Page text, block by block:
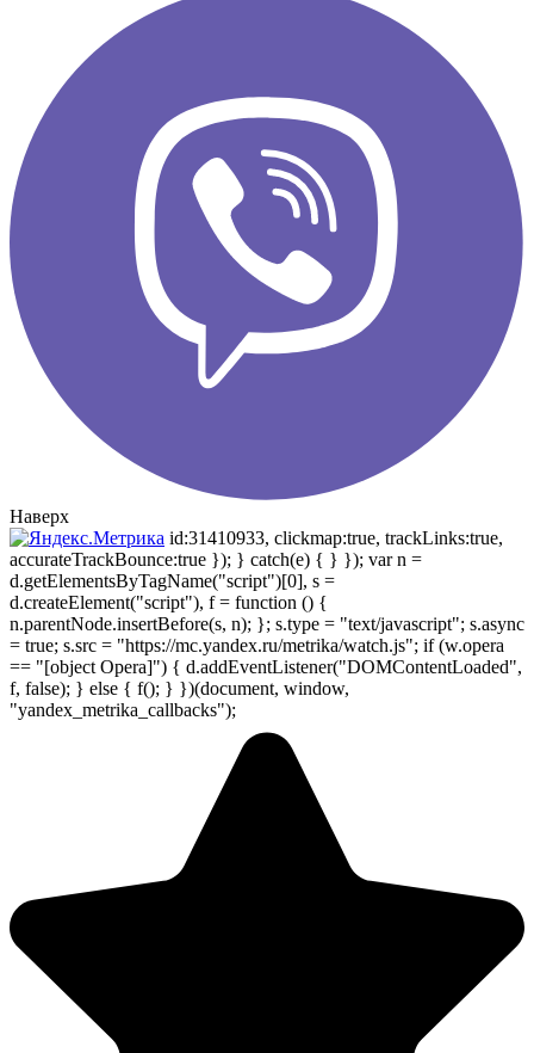
Наверх
id:31410933, clickmap:true, trackLinks:true,
accurateTrackBounce:true }); } catch(e) { } }); var n =
d.getElementsByTagName("script")[0], s =
d.createElement("script"), f = function () {
n.parentNode.insertBefore(s, n); }; s.type = "text/javascript"; s.async
= true; s.src = "https://mc.yandex.ru/metrika/watch.js"; if (w.opera
== "[object Opera]") { d.addEventListener("DOMContentLoaded",
f, false); } else { f(); } })(document, window,
"yandex_metrika_callbacks");